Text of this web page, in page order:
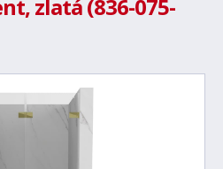
zlatá (836-075-